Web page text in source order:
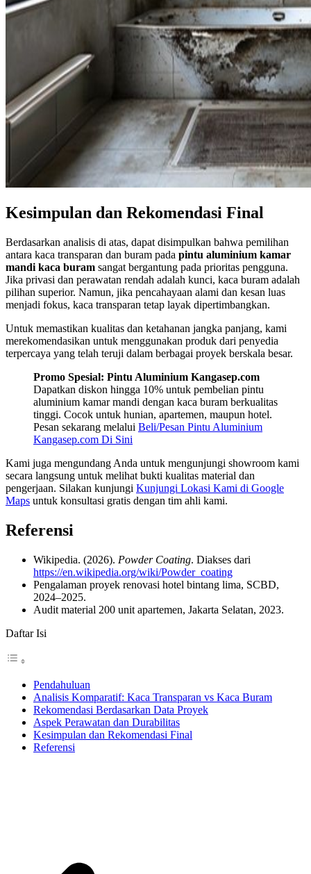
Kesimpulan dan Rekomendasi Final
Berdasarkan analisis di atas, dapat disimpulkan bahwa pemilihan
antara kaca transparan dan buram pada pintu aluminium kamar
mandi kaca buram sangat bergantung pada prioritas pengguna.
Jika privasi dan perawatan rendah adalah kunci, kaca buram adalah
pilihan superior. Namun, jika pencahayaan alami dan kesan luas
menjadi fokus, kaca transparan tetap layak dipertimbangkan.
Untuk memastikan kualitas dan ketahanan jangka panjang, kami
merekomendasikan untuk menggunakan produk dari penyedia
terpercaya yang telah teruji dalam berbagai proyek berskala besar.
Promo Spesial: Pintu Aluminium Kangasep.com
Dapatkan diskon hingga 10% untuk pembelian pintu
aluminium kamar mandi dengan kaca buram berkualitas
tinggi. Cocok untuk hunian, apartemen, maupun hotel.
Pesan sekarang melalui Beli/Pesan Pintu Aluminium
Kangasep.com Di Sini
Kami juga mengundang Anda untuk mengunjungi showroom kami
secara langsung untuk melihat bukti kualitas material dan
pengerjaan. Silakan kunjungi Kunjungi Lokasi Kami di Google
Maps untuk konsultasi gratis dengan tim ahli kami.
Referensi
Wikipedia. (2026). Powder Coating. Diakses dari
https://en.wikipedia.org/wiki/Powder_coating
Pengalaman proyek renovasi hotel bintang lima, SCBD,
2024–2025.
Audit material 200 unit apartemen, Jakarta Selatan, 2023.
Daftar Isi
Pendahuluan
Analisis Komparatif: Kaca Transparan vs Kaca Buram
Rekomendasi Berdasarkan Data Proyek
Aspek Perawatan dan Durabilitas
Kesimpulan dan Rekomendasi Final
Referensi